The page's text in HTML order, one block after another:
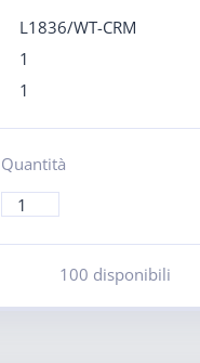
L1836/WT-CRM
1
1
Quantità
100 disponibili